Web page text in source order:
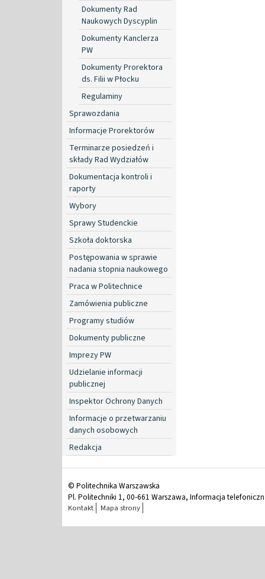
Dokumenty Rad
Naukowych Dyscyplin
Dokumenty Kanclerza
PW
Dokumenty Prorektora
ds. Filii w Płocku
Regulaminy
Sprawozdania
Informacje Prorektorów
Terminarze posiedzeń i
składy Rad Wydziałów
Dokumentacja kontroli i
raporty
Wybory
Sprawy Studenckie
Szkoła doktorska
Postępowania w sprawie
nadania stopnia naukowego
Praca w Politechnice
Zamówienia publiczne
Programy studiów
Dokumenty publiczne
Imprezy PW
Udzielanie informacji
publicznej
Inspektor Ochrony Danych
Informacje o przetwarzaniu
danych osobowych
Redakcja
© Politechnika Warszawska
Pl. Politechniki 1, 00-661 Warszawa, Informacja
Kontakt Mapa strony